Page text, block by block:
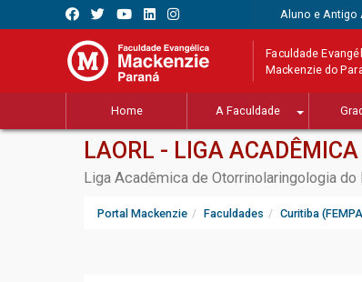
Aluno e Antigo
Faculdade
Mackenzie do
Home A Faculdade
LAORL - LIGA
Liga Acadêmica de Otorrinolaringologia
Portal Mackenzie Faculdades Curitiba